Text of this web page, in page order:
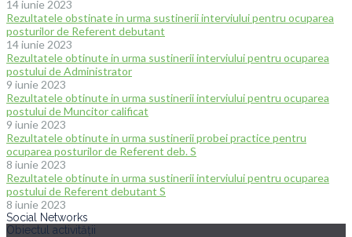
14 iunie 2023
Rezultatele obstinate in urma sustinerii interviului pentru ocuparea
posturilor de Referent debutant
14 iunie 2023
Rezultatele obtinute in urma sustinerii interviului pentru ocuparea
postului de Administrator
9 iunie 2023
Rezultatele obtinute in urma sustinerii interviului pentru ocuparea
postului de Muncitor calificat
9 iunie 2023
Rezultatele obtinute in urma sustinerii probei practice pentru
ocuparea posturilor de Referent deb. S
8 iunie 2023
Rezultatele obtinute in urma sustinerii interviului pentru ocuparea
postului de Referent debutant S
8 iunie 2023
Social Networks
Obiectul activității